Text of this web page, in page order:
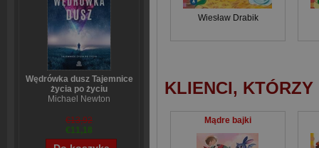
Wędrówka dusz Tajemnice
życia po życiu
Michael Newton
€13,92
€11,18
Wiesław Drabik
KLIENCI,
Mądre bajki